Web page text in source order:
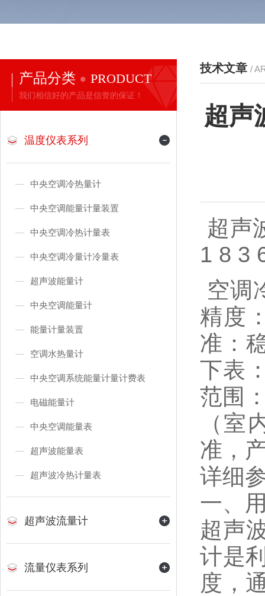
产品分类 PRODUCT
我们相信好的产品是信誉的保证！
温度仪表系列
中央空调冷热量计
中央空调能量计量装置
中央空调冷热计量表
中央空调冷量计冷量表
超声波能量计
中央空调能量计
能量计量装置
空调水热量计
中央空调系统能量计量计费表
电磁能量计
中央空调能量表
超声波能量表
超声波冷热计量表
超声波流量计
流量仪表系列
技术文章 /
超声
超声
1 8 3
空调
精度
准：
下表
范围
（室
准，
详细
一、
超声
计是
度，